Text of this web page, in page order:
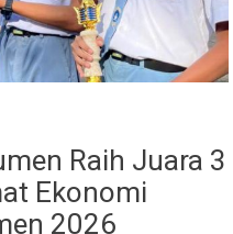
Raih Juara 3
Ekonomi
2026